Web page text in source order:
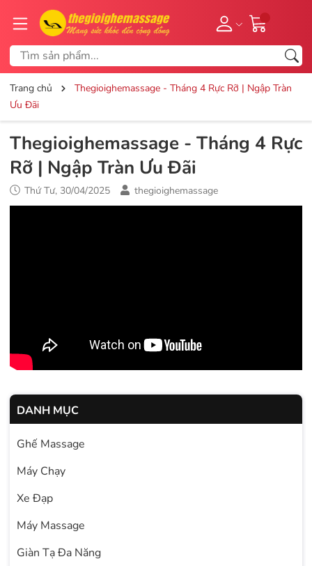
Trang chủ
Thegioighemassage - Tháng 4 Rực Rỡ | Ngập Tràn
Ưu Đãi
Thegioighemassage - Tháng 4 Rực
Rỡ | Ngập Tràn Ưu Đãi
Thứ Tư, 30/04/2025 thegioighemassage
DANH MỤC
Ghế Massage
Máy Chạy
Xe Đạp
Máy Massage
Giàn Tạ Đa Năng